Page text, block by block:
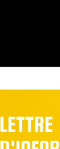
LETTRE